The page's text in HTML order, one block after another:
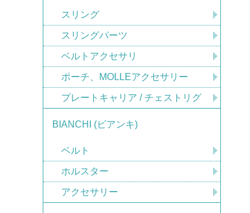
スリング
スリングパーツ
ベルトアクセサリ
ポーチ、MOLLEアクセサリー
プレートキャリア / チェストリグ
BIANCHI (ビアンキ)
ベルト
ホルスター
アクセサリー